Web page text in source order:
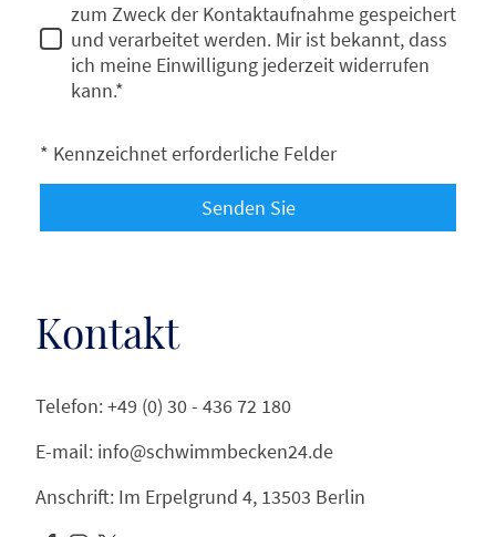
zum Zweck der Kontaktaufnahme gespeichert
und verarbeitet werden. Mir ist bekannt, dass
ich meine Einwilligung jederzeit widerrufen
kann.*
* Kennzeichnet erforderliche Felder
Senden Sie
Kontakt
Telefon: +49 (0) 30 - 436 72 180
E-mail: info@schwimmbecken24.de
Anschrift: Im Erpelgrund 4, 13503 Berlin